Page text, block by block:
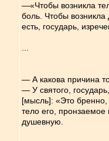
—«Чтобы возникла
боль. Чтобы
есть, государь,
— А какова причина
— У святого,
[мысль]: «Это бренно,
тело его, пронзаемое
душевную.